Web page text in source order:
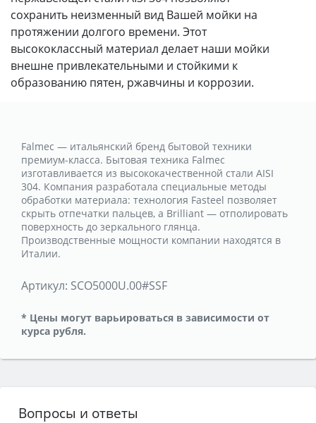
сохранить неизменный вид Вашей мойки на
протяжении долгого времени. Этот
высококлассный материал делает наши мойки
внешне привлекательными и стойкими к
образованию пятен, ржавчины и коррозии.
Falmec — итальянский бренд бытовой техники
премиум-класса. Бытовая техника Falmec
изготавливается из высококачественной стали AISI
304. Компания разработала специальные методы
обработки материала: технология Fasteel позволяет
скрыть отпечатки пальцев, а Brilliant — отполировать
поверхность до зеркального глянца.
Производственные мощности компании находятся в
Италии.
Артикул: SCO5000U.00#SSF
* Цены могут варьироваться в зависимости от
курса рубля.
Вопросы и ответы